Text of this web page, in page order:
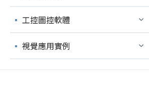
工控圖控軟體
視覺應用實例